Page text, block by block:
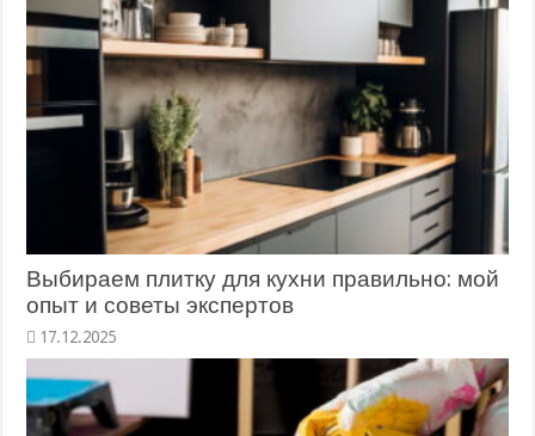
Выбираем плитку для кухни правильно: мой
опыт и советы экспертов
17.12.2025